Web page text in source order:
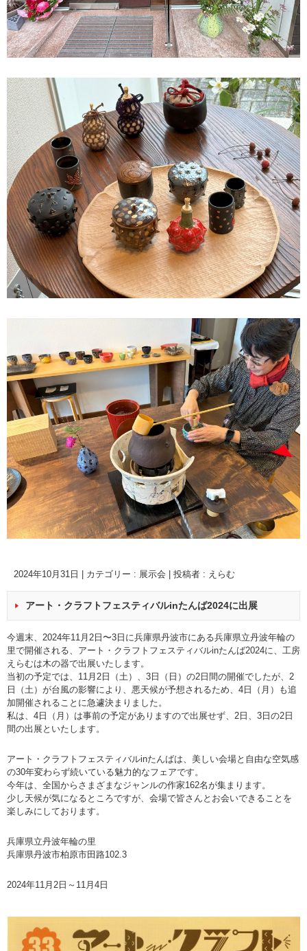
2024年10月31日 カテゴリー : 展示会 投稿者 : えらむ
アート・クラフトフェスティバルinたんば2024に出展
今週末、2024年11月2日〜3日に兵庫県丹波市にある兵庫県立丹波年輪の
里で開催される、アート・クラフトフェスティバルinたんば2024に、工房
えらむは木の器で出展いたします。
当初の予定では、11月2日（土）、3日（日）の2日間の開催でしたが、2
日（土）が台風の影響により、悪天候が予想されるため、4日（月）も追
加開催されることに急遽決まりました。
私は、4日（月）は事前の予定がありますので出展せず、2日、3日の2日
間の出展といたします。
アート・クラフトフェスティバルinたんばは、美しい会場と自由な空気感
の30年変わらず続いている魅力的なフェアです。
今年は、全国からさまざまなジャンルの作家162名が集まります。
少し天候が気になるところですが、会場で皆さんとお会いできることを
楽しみにしております。
兵庫県立丹波年輪の里
兵庫県丹波市柏原市田路102.3
2024年11月2日～11月4日